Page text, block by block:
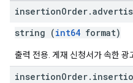
insertionOrder.
string (int64 format)
출력 전용. 게재 신청서가 속한 광
insertionOrder.